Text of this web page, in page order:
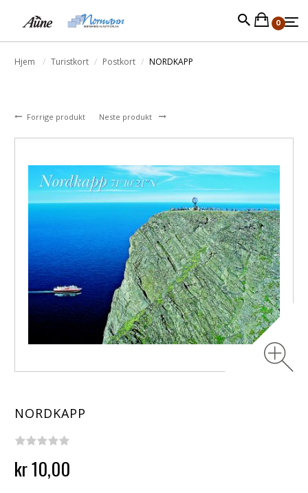
0
Hjem Turistkort Postkort NORDKAPP
Forrige produkt Neste produkt
NORDKAPP
kr 10,00